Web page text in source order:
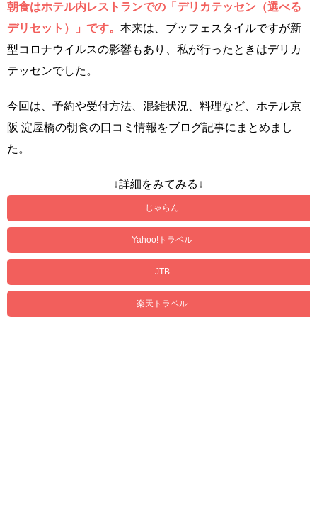
朝食はホテル内レストランでの「デリカテッセン（選べる
デリセット）」です。 本来は、ブッフェスタイルですが新
型コロナウイルスの影響もあり、私が行ったときはデリカ
テッセンでした。
今回は、予約や受付方法、混雑状況、料理など、ホテル京
阪 淀屋橋の朝食の口コミ情報をブログ記事にまとめまし
た。
↓詳細をみてみる↓
じゃらん
Yahoo!トラベル
JTB
楽天トラベル